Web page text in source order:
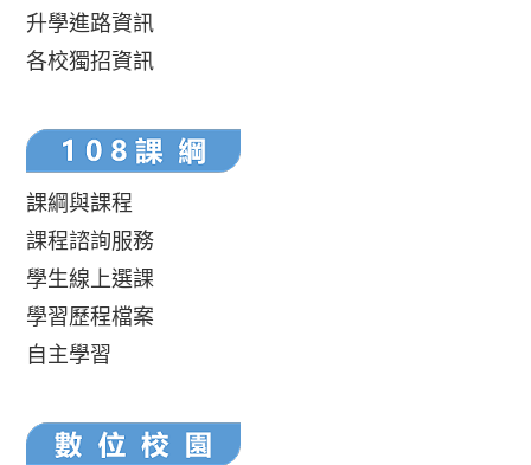
升學進路資訊
各校獨招資訊
課綱與課程
課程諮詢服務
學生線上選課
學習歷程檔案
自主學習